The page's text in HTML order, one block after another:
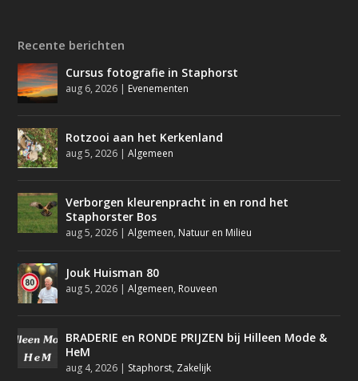
Recente berichten
Cursus fotografie in Staphorst
aug 6, 2026 | Evenementen
Rotzooi aan het Kerkenland
aug 5, 2026 |Algemeen
Verborgen kleurenpracht in en rond het
Staphorster Bos
aug 5, 2026 |Algemeen, Natuur en Milieu
Jouk Huisman 80
aug 5, 2026 |Algemeen, Rouveen
BRADERIE en RONDE PRIJZEN bij Hilleen Mode &
HeM
aug 4, 2026 | Staphorst, Zakelijk